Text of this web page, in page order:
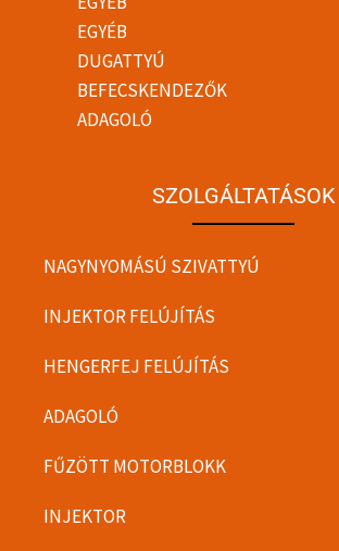
EGYÉB
DUGATTYÚ
BEFECSKENDEZŐK
ADAGOLÓ
SZOLGÁLTATÁSOK
NAGYNYOMÁSÚ SZIVATTYÚ
INJEKTOR FELÚJÍTÁS
HENGERFEJ FELÚJÍTÁS
ADAGOLÓ
FŰZÖTT MOTORBLOKK
INJEKTOR